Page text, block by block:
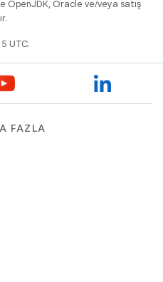
OpenJDK, Oracle ve/veya satış
UTC.
FAZLA